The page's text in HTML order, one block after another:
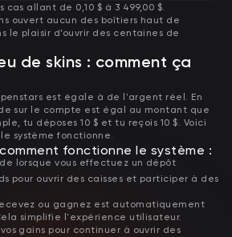
allant de 0,10 $ à 3 499,00 $.
ouvert aucun des boîtiers haut de
le plaisir d’ouvrir des centaines de
de skins : comment ça
est égale à de l'argent réel. En
sur le compte est égal au montant que
tu déposes 10 $ et tu reçois 10 $. Voici
système fonctionne.
fonctionne le système :
lorsque vous effectuez un dépôt
pour ouvrir des caisses et participer à des
ou gagnez est automatiquement
simplifie l'expérience utilisateur.
gains pour continuer à ouvrir des